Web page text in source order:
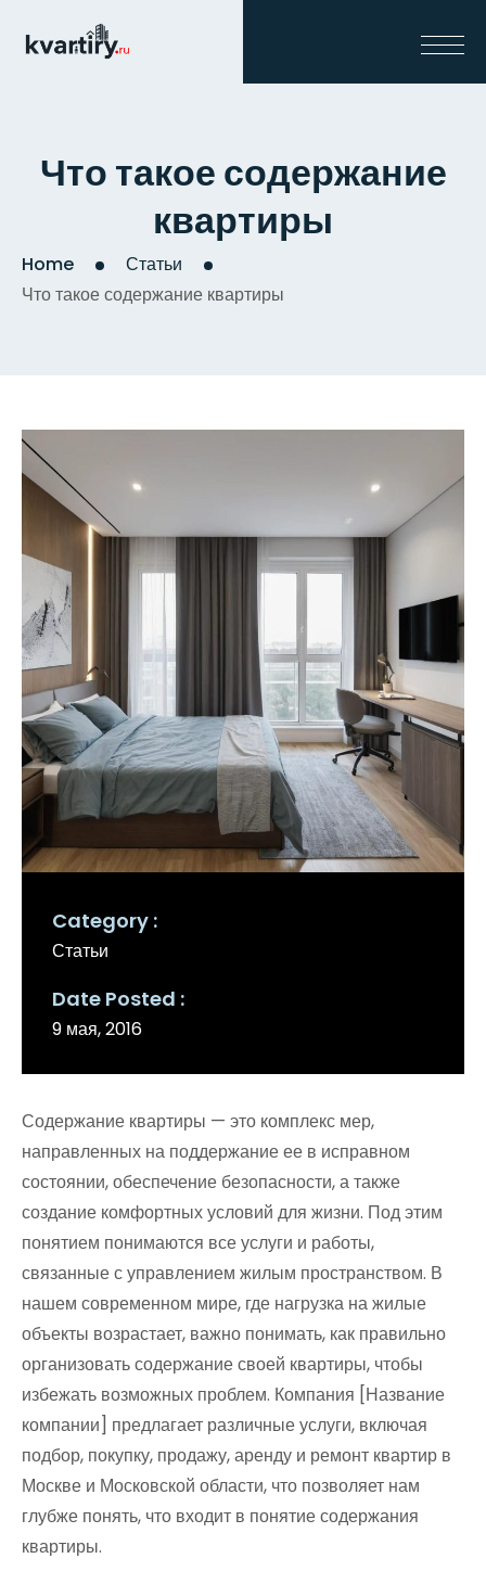
Что такое содержание
квартиры
Home
Статьи
Что такое содержание квартиры
Category
Статьи
Date Posted
9 мая, 2016
Содержание квартиры — это комплекс мер,
направленных на поддержание ее в исправном
состоянии, обеспечение безопасности, а также
создание комфортных условий для жизни. Под этим
понятием понимаются все услуги и работы,
связанные с управлением жилым пространством. В
нашем современном мире, где нагрузка на жилые
объекты возрастает, важно понимать, как правильно
организовать содержание своей квартиры, чтобы
избежать возможных проблем. Компания [Название
компании] предлагает различные услуги, включая
подбор, покупку, продажу, аренду и ремонт квартир в
Москве и Московской области, что позволяет нам
глубже понять, что входит в понятие содержания
квартиры.